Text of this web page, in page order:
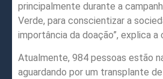
principalmente durante a
Verde, para conscientizar a
importância da doação”, explica a
Atualmente, 984 pessoas estão
aguardando por um transplante